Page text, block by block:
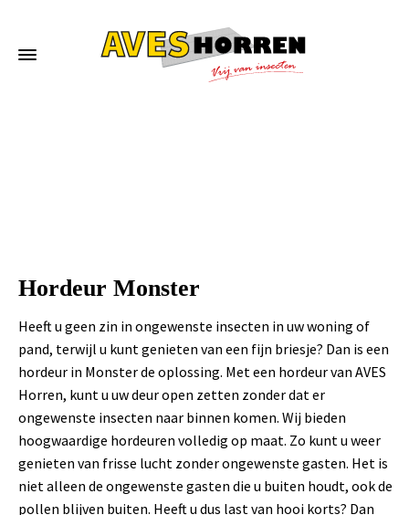
Hordeur Monster
Heeft u geen zin in ongewenste insecten in uw woning of
pand, terwijl u kunt genieten van een fijn briesje? Dan is een
hordeur in Monster de oplossing. Met een hordeur van AVES
Horren, kunt u uw deur open zetten zonder dat er
ongewenste insecten naar binnen komen. Wij bieden
hoogwaardige hordeuren volledig op maat. Zo kunt u weer
genieten van frisse lucht zonder ongewenste gasten. Het is
niet alleen de ongewenste gasten die u buiten houdt, ook de
pollen blijven buiten. Heeft u dus last van hooi korts? Dan